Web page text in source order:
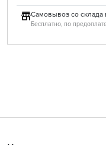
Самовывоз со склада
Бесплатно, по